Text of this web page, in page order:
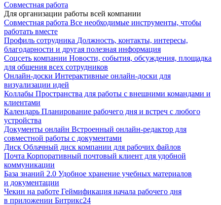
Совместная работа
Для организации работы всей компании
Совместная работа Все необходимые инструменты, чтобы
работать вместе
Профиль сотрудника Должность, контакты, интересы,
благодарности и другая полезная информация
Соцсеть компании Новости, события, обсуждения, площадка
для общения всех сотрудников
Онлайн-доски Интерактивные онлайн-доски для
визуализации идей
Коллабы Пространства для работы с внешними командами и
клиентами
Календарь Планирование рабочего дня и встреч с любого
устройства
Документы онлайн Встроенный онлайн-редактор для
совместной работы с документами
Диск Облачный диск компании для рабочих файлов
Почта Корпоративный почтовый клиент для удобной
коммуникации
База знаний 2.0 Удобное хранение учебных материалов
и документации
Чекин на работе Геймификация начала рабочего дня
в приложении Битрикс24